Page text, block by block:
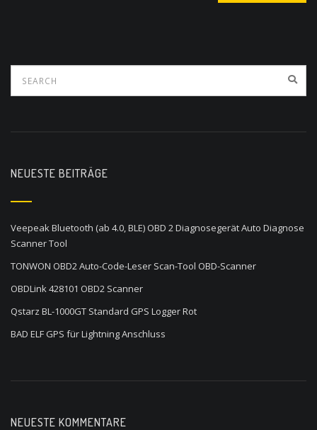
NEUESTE BEITRÄGE
Veepeak Bluetooth (ab 4.0, BLE) OBD 2 Diagnosegerät Auto Diagnose
Scanner Tool
TONWON OBD2 Auto-Code-Leser Scan-Tool OBD-Scanner
OBDLink 428101 OBD2 Scanner
Qstarz BL-1000GT Standard GPS Logger Rot
BAD ELF GPS für Lightning Anschluss
NEUESTE KOMMENTARE